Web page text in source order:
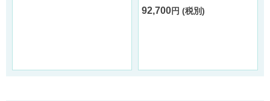
92,700円 (税別)